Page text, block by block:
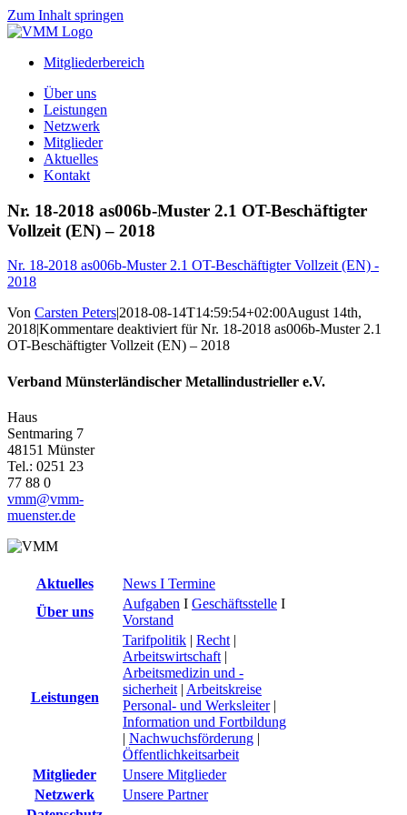
Zum Inhalt springen
Mitgliederbereich
Über uns
Leistungen
Netzwerk
Mitglieder
Aktuelles
Kontakt
Nr. 18-2018 as006b-Muster 2.1 OT-Beschäftigter
Vollzeit (EN) – 2018
Nr. 18-2018 as006b-Muster 2.1 OT-Beschäftigter Vollzeit (EN) -
2018
Von Carsten Peters|2018-08-14T14:59:54+02:00August 14th,
2018|Kommentare deaktiviertfür Nr. 18-2018 as006b-Muster 2.1
OT-Beschäftigter Vollzeit (EN) – 2018
Verband Münsterländischer Metallindustrieller e.V.
Haus
Sentmaring 7
48151 Münster
Tel.: 0251 23
77 88 0
vmm@vmm-
muenster.de
Aktuelles
News I Termine
Über uns
Aufgaben I Geschäftsstelle I
Vorstand
Leistungen
Tarifpolitik | Recht |
Arbeitswirtschaft |
Arbeitsmedizin und -
sicherheit | Arbeitskreise
Personal- und Werksleiter|
Information und Fortbildung
| Nachwuchsförderung |
Öffentlichkeitsarbeit
Mitglieder
Unsere Mitglieder
Netzwerk
Unsere Partner